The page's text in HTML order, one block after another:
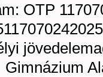
OTP
Gimnázium